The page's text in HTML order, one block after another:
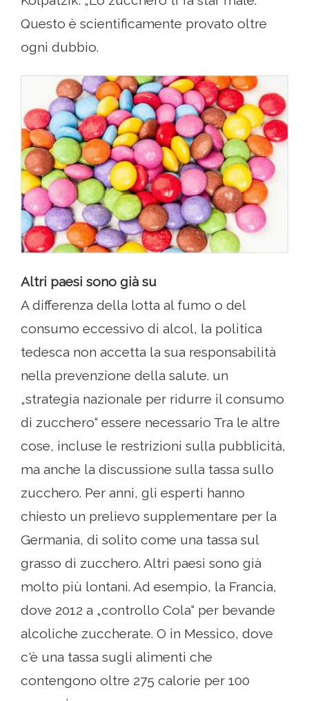
Questo è scientificamente provato oltre
ogni dubbio.
Altri paesi sono già su
A differenza della lotta al fumo o del
consumo eccessivo di alcol, la politica
tedesca non accetta la sua responsabilità
nella prevenzione della salute. un
„strategia nazionale per ridurre il consumo
di zucchero“ essere necessario Tra le altre
cose, incluse le restrizioni sulla pubblicità,
ma anche la discussione sulla tassa sullo
zucchero. Per anni, gli esperti hanno
chiesto un prelievo supplementare per la
Germania, di solito come una tassa sul
grasso di zucchero. Altri paesi sono già
molto più lontani. Ad esempio, la Francia,
dove 2012 a „controllo Cola“ per bevande
alcoliche zuccherate. O in Messico, dove
c'è una tassa sugli alimenti che
contengono oltre 275 calorie per 100